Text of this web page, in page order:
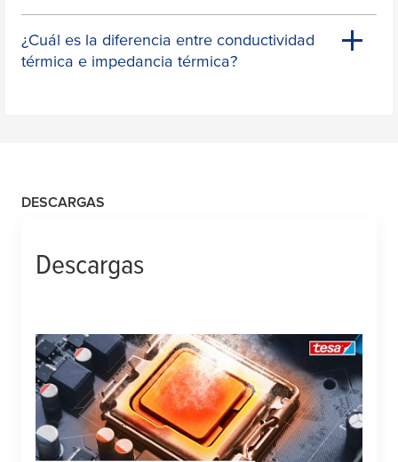
¿Cuál es la diferencia entre conductividad
térmica e impedancia térmica?
DESCARGAS
Descargas